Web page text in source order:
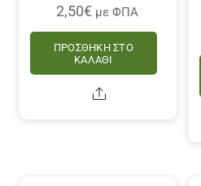
2,50€ με ΦΠΑ
ΠΡΟΣΘΉΚΗ ΣΤΟ
ΚΑΛΆΘΙ
Share